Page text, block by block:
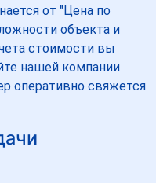
от "Цена по
объекта и
стоимости вы
нашей компании
оперативно свяжется